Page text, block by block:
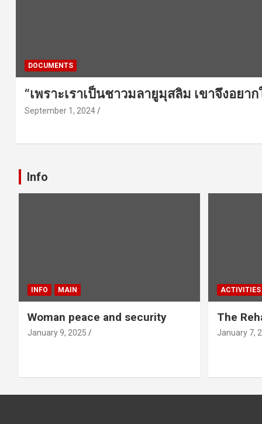
DOCUMENTS
“เพราะเราเป็นชาวมลายูมุสลิม เขาจึงอยาก
September 1, 2024
Info
INFO MAIN
Woman peace and security
January 9, 2025
ACTIVITIES
The
January 7,